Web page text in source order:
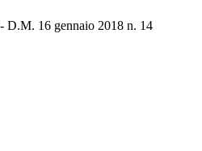
D.M. 16 gennaio 2018 n. 14